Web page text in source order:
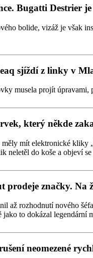
Bugatti Destrier
bolide, vizáž je však
sjíždí z linky v
musela projít úpravami,
který někde
mít elektronické kliky
neletěl do koše a objeví
značky. Na
až rozhodnutí nového
to dokázal legendární
neomezené